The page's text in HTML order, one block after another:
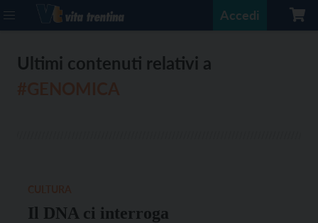
Accedi
Ultimi contenuti relativi a
Il DNA ci interroga